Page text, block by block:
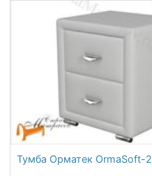
Тумба Орматек OrmaSoft-2